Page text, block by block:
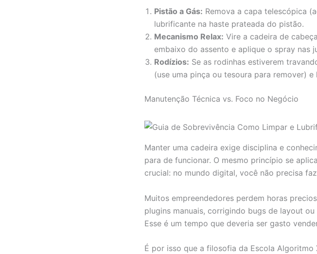
Pistão a Gás: Remova a capa telescópica
lubrificante na haste prateada do pistão.
Mecanismo Relax: Vire a cadeira de
embaixo do assento e aplique o spray nas
Rodízios: Se as rodinhas estiverem
(use uma pinça ou tesoura para remover)
Manutenção Técnica vs. Foco no Negócio
Manter uma cadeira exige disciplina e
para de funcionar. O mesmo princípio se
crucial: no mundo digital, você não precisa
Muitos empreendedores perdem horas
plugins manuais, corrigindo bugs de layout
Esse é um tempo que deveria ser gasto
É por isso que a filosofia da Escola Algoritmo